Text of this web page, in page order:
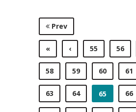
Prev
« ‹ 55 56
58 59 60 61
63 64 65 66